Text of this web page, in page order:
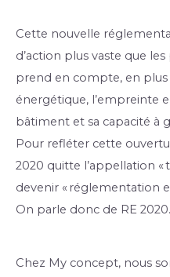
Cette nouvelle
d’action plus vaste que
prend en compte, en
énergétique, l’empreinte
bâtiment et sa capacité à
Pour refléter cette
2020 quitte l’appellation «
devenir « réglementation
On parle donc de RE 2020.
Chez My concept, nous